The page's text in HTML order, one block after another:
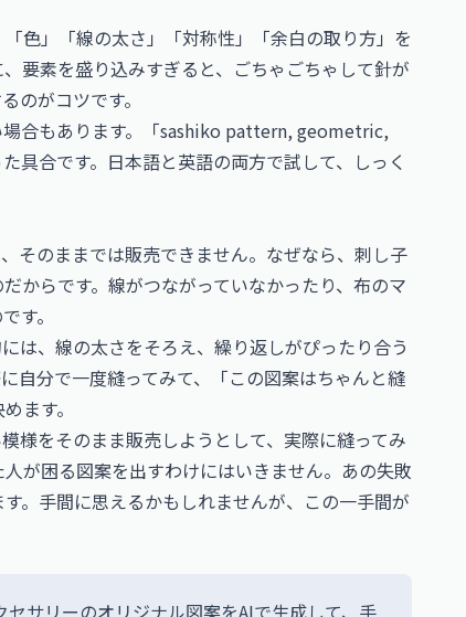
色」「線の太さ」「対称性」「余白の取り方」を
要素を盛り込みすぎると、ごちゃごちゃして針が
のがコツです。
合もあります。「sashiko pattern, geometric,
合です。日本語と英語の両方で試して、しっく
そのままでは販売できません。なぜなら、刺し子
からです。線がつながっていなかったり、布のマ
す。
は、線の太さをそろえ、繰り返しがぴったり合う
自分で一度縫ってみて、「この図案はちゃんと縫
ます。
様をそのまま販売しようとして、実際に縫ってみ
が困る図案を出すわけにはいきません。あの失敗
。手間に思えるかもしれませんが、この一手間が
サリーのオリジナル図案をAIで生成して、手